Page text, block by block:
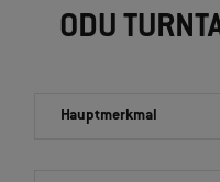
Downloads
FAQ
ODU
Hauptmerkmal